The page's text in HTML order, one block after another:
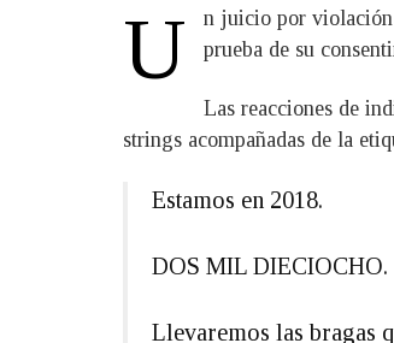
U
n juicio por violación
prueba de su
Las reacciones de
strings acompañadas de la
Estamos en 2018.
DOS MIL DIECIOCHO.
Llevaremos las bragas